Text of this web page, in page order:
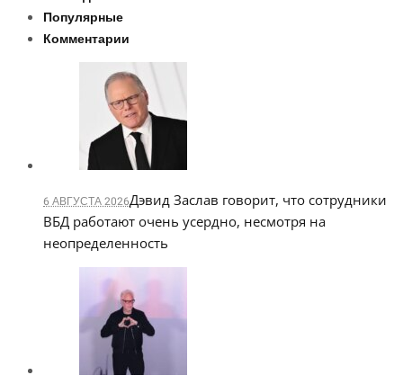
Популярные
Комментарии
6 АВГУСТА 2026Дэвид Заслав говорит, что сотрудники
ВБД работают очень усердно, несмотря на
неопределенность